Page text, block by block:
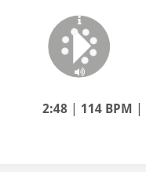
2:48 114 BPM